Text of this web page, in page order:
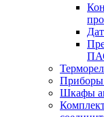
Приборы
Шкафы